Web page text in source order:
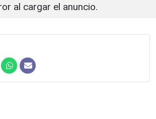
al cargar el anuncio.